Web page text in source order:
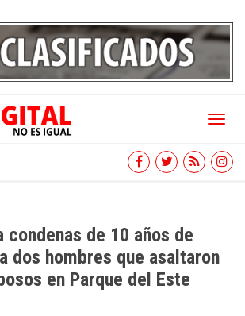
Toggle
condenas de 10 años de
dos hombres que asaltaron
en Parque del Este